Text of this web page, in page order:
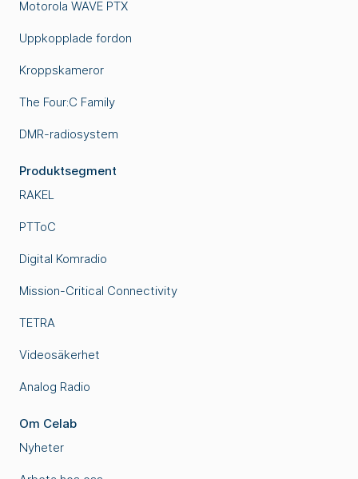
Motorola WAVE PTX
Uppkopplade fordon
Kroppskameror
The Four:C Family
DMR-radiosystem
Produktsegment
RAKEL
PTToC
Digital Komradio
Mission-Critical Connectivity
TETRA
Videosäkerhet
Analog Radio
Om Celab
Nyheter